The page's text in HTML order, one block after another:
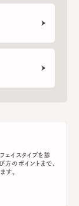
ェイスタイプを診
のポイントまで、
す。